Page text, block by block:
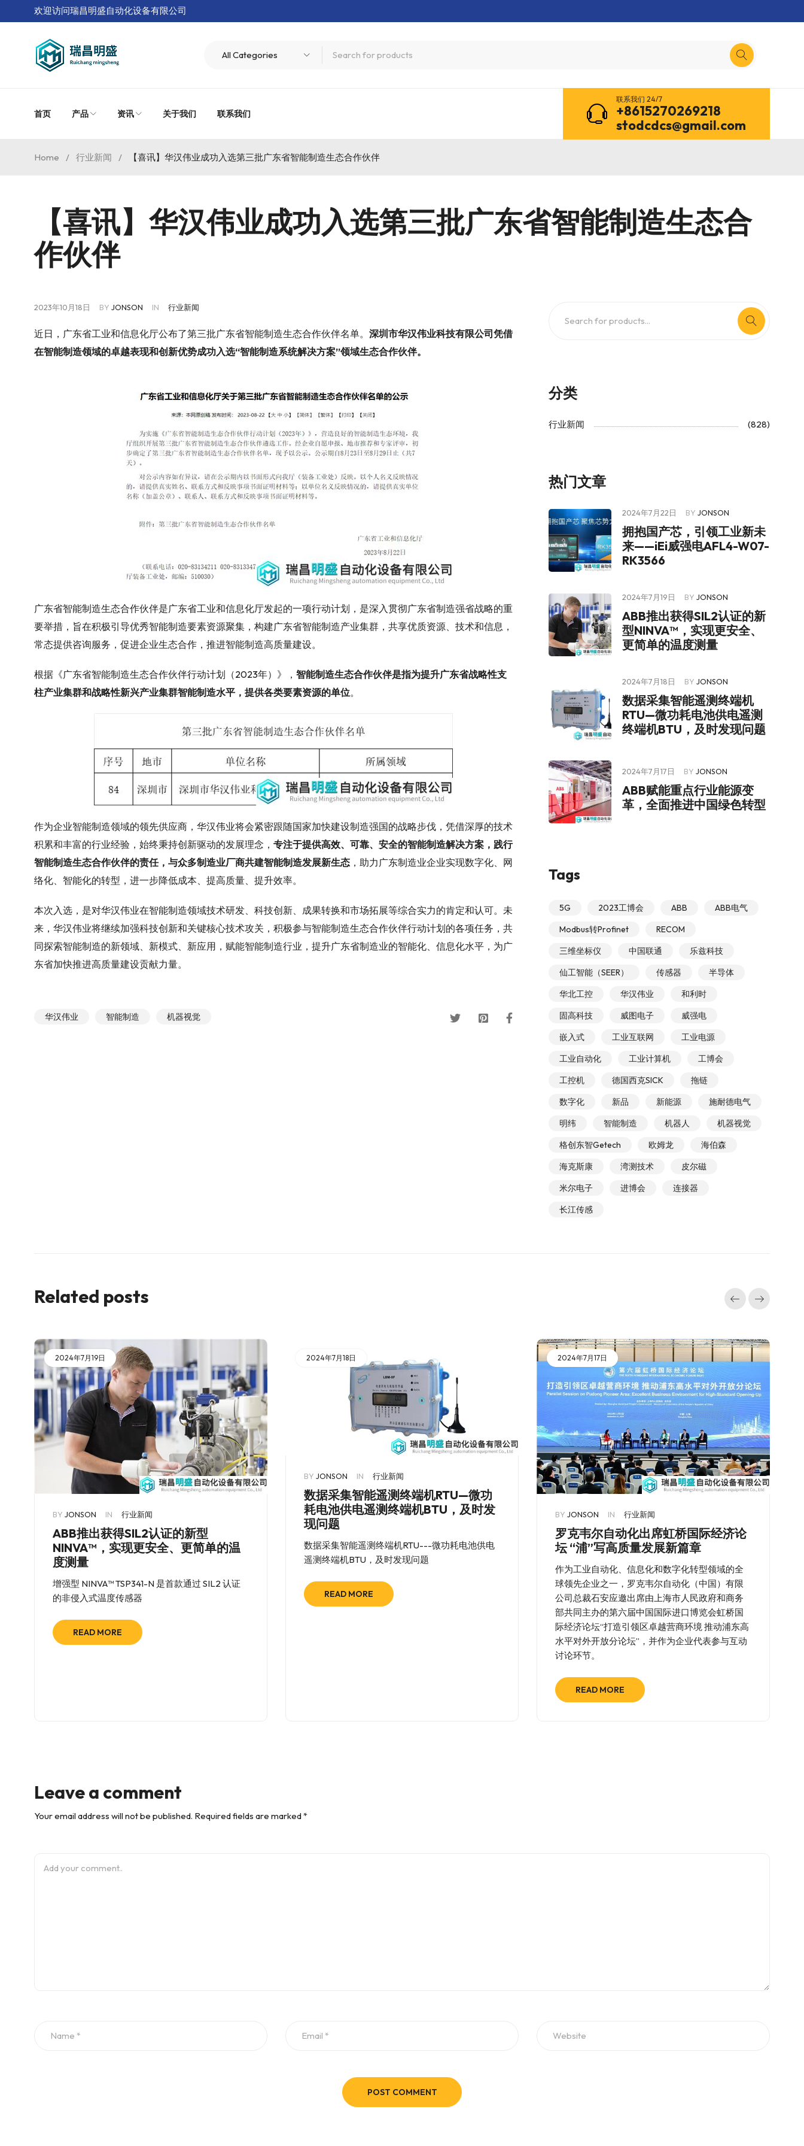
欢迎访问瑞昌明盛自动化设备有限公司
首页 产品 资讯 关于我们 联系我们
联系我们 24/7
+8615270269218
stodcdcs@gmail.com
Home / 行业新闻 / 【喜讯】华汉伟业成功入选第三批广东省智能制造生态合作伙伴
【喜讯】华汉伟业成功入选第三批广东省智能制造生态合
作伙伴
2023年10月18日 BY JONSON IN 行业新闻
近日，广东省工业和信息化厅公布了第三批广东省智能制造生态合作伙伴名单。 深圳市华汉伟业科技有限公司凭借
在智能制造领域的卓越表现和创新优势成功入选“智能制造系统解决方案”领域生态合作伙伴。
广东省智能制造生态合作伙伴是广东省工业和信息化厅发起的一项行动计划，是深入贯彻广东省制造强省战略的重
要举措，旨在积极引导优秀智能制造要素资源聚集，构建广东省智能制造产业集群，共享优质资源、技术和信息，
常态提供咨询服务，促进企业生态合作，推进智能制造高质量建设。
根据《广东省智能制造生态合作伙伴行动计划（2023年）》， 智能制造生态合作伙伴是指为提升广东省战略性支
柱产业集群和战略性新兴产业集群智能制造水平，提供各类要素资源的单位。
作为企业智能制造领域的领先供应商，华汉伟业将会紧密跟随国家加快建设制造强国的战略步伐，凭借深厚的技术
积累和丰富的行业经验，始终秉持创新驱动的发展理念， 专注于提供高效、可靠、安全的智能制造解决方案， 践行
智能制造生态合作伙伴的责任，与众多制造业厂商共建智能制造发展新生态 ，助力广东制造业企业实现数字化、网
络化、智能化的转型，进一步降低成本、提高质量、提升效率。
本次入选，是对华汉伟业在智能制造领域技术研发、科技创新、成果转换和市场拓展等综合实力的肯定和认可。未
来，华汉伟业将继续加强科技创新和关键核心技术攻关，积极参与智能制造生态合作伙伴行动计划的各项任务，共
同探索智能制造的新领域、新模式、新应用，赋能智能制造行业，提升广东省制造业的智能化、信息化水平，为广
东省加快推进高质量建设贡献力量。
华汉伟业 智能制造 机器视觉
分类
行业新闻 (828)
热门文章
2024年7月22日 BY JONSON
拥抱国产芯，引领工业新未
来——iEi威强电AFL4-W07-
RK3566
2024年7月19日 BY JONSON
ABB推出获得SIL2认证的新
型NINVA™，实现更安全、
更简单的温度测量
2024年7月18日 BY JONSON
数据采集智能遥测终端机
RTU—微功耗电池供电遥测
终端机BTU，及时发现问题
2024年7月17日 BY JONSON
ABB赋能重点行业能源变
革，全面推进中国绿色转型
Tags
5G 2023工博会 ABB
ABB电气
Modbus转Profinet
RECOM
三维坐标仪
中国联通
乐兹科技
仙工智能（SEER）
传感器
半导体
华北工控
华汉伟业
和利时
固高科技
威图电子
威强电
嵌入式
工业互联网
工业电源
工业自动化
工业计算机
工博会
工控机
德国西克SICK
拖链
数字化
新品 新能源
施耐德电气
明纬
智能制造 机器人
机器视觉
格创东智Getech
欧姆龙
海伯森
海克斯康
湾测技术
皮尔磁
米尔电子
进博会
连接器
长江传感
Related posts
2024年7月19日
BY JONSON IN 行业新闻
ABB推出获得SIL2认证的新型
NINVA™，实现更安全、更简单的温
度测量
增强型 NINVA™ TSP341-N 是首款通过 SIL2 认证
的非侵入式温度传感器
READ MORE
2024年7月18日
BY JONSON IN 行业新闻
数据采集智能遥测终端机RTU—微功
耗电池供电遥测终端机BTU，及时发
现问题
数据采集智能遥测终端机RTU---微功耗电池供电
遥测终端机BTU，及时发现问题
READ MORE
2024年7月17日
BY JONSON IN 行业新闻
罗克韦尔自动化出席虹桥国际经济论
坛 “浦”写高质量发展新篇章
作为工业自动化、信息化和数字化转型领域的全
球领先企业之一，罗克韦尔自动化（中国）有限
公司总裁石安应邀出席由上海市人民政府和商务
部共同主办的第六届中国国际进口博览会虹桥国
际经济论坛“打造引领区卓越营商环境 推动浦东高
水平对外开放分论坛”，并作为企业代表参与互动
讨论环节。
READ MORE
Leave a comment
Your email address will not be published. Required fields are marked *
POST COMMENT